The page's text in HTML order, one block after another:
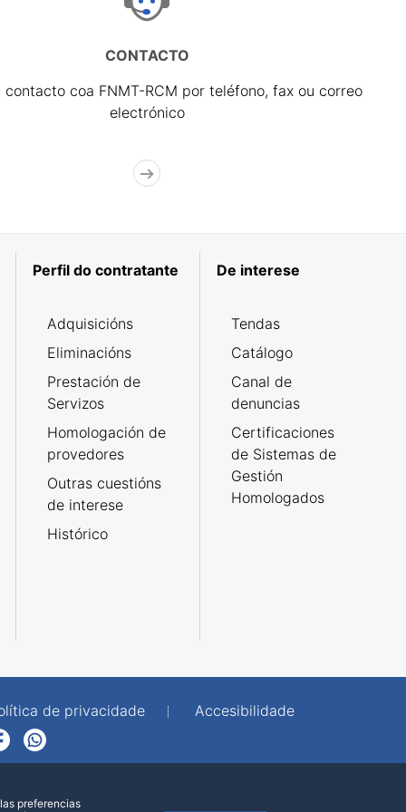
CONTACTO
contacto coa FNMT-RCM por teléfono, fax ou correo
electrónico
Perfil do contratante
Adquisicións
Eliminacións
Prestación de
Servizos
Homologación de
provedores
Outras cuestións
de interese
Histórico
De interese
Tendas
Catálogo
Canal de
denuncias
Certificaciones
de Sistemas de
Gestión
Homologados
de privacidade
Accesibilidade
preferencias